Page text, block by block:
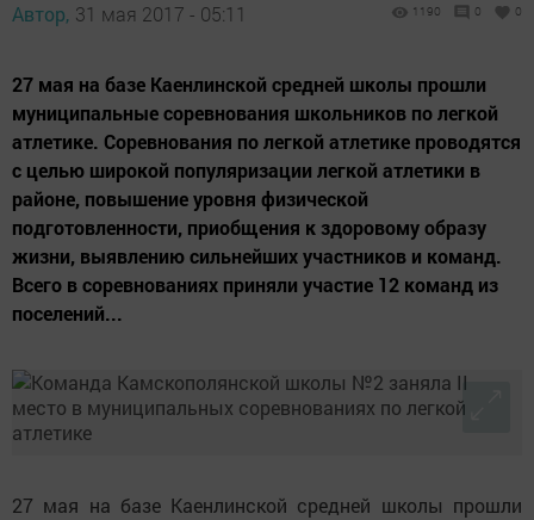
Автор, 31 мая 2017 - 05:11 1190 0 0
27 мая на базе Каенлинской средней школы прошли
муниципальные соревнования школьников по легкой
атлетике. Соревнования по легкой атлетике проводятся
с целью широкой популяризации легкой атлетики в
районе, повышение уровня физической
подготовленности, приобщения к здоровому образу
жизни, выявлению сильнейших участников и команд.
Всего в соревнованиях приняли участие 12 команд из
поселений...
27 мая на базе Каенлинской средней школы прошли